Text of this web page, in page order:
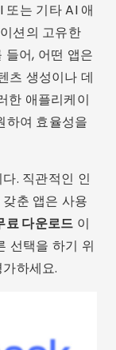
또는 기타 AI 애
션의 고유한
들어, 어떤 앱은
츠 생성이나 데
한 애플리케이
하여 효율성을
. 직관적인 인
춘 앱은 사용
료 다운로드 이
선택을 하기 위
하세요.